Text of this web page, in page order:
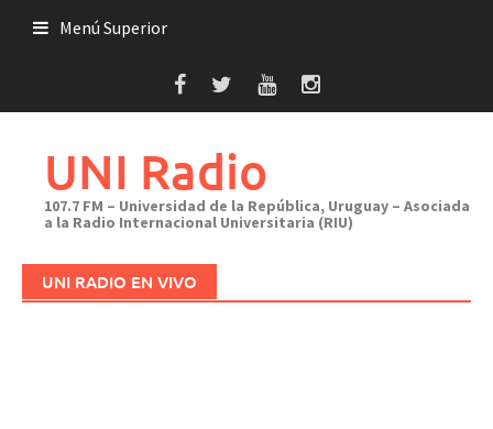
Menú Superior
UNI Radio
107.7 FM – Universidad de la República, Uruguay – Asociada
a la Radio Internacional Universitaria (RIU)
UNI RADIO EN VIVO